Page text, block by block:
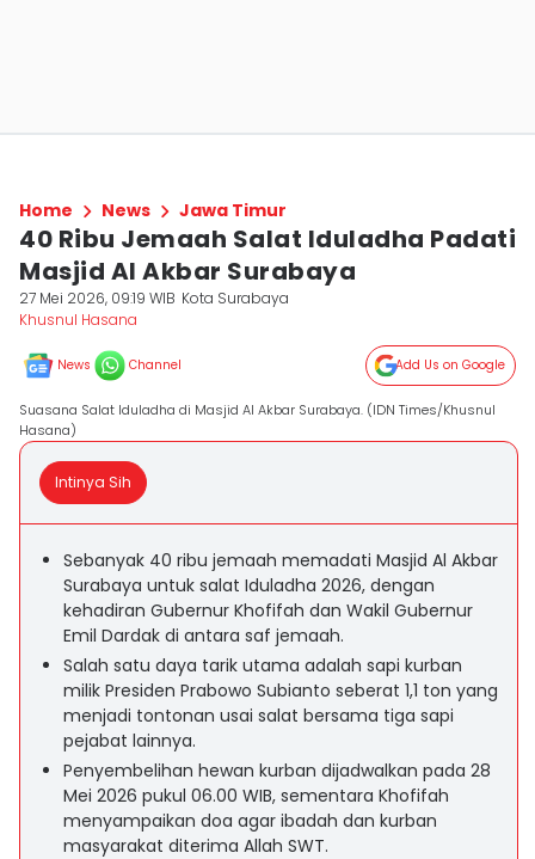
Home News Jawa Timur
40 Ribu Jemaah Salat Iduladha Padati
Masjid Al Akbar Surabaya
27 Mei 2026, 09:19 WIB Kota Surabaya
Khusnul Hasana
News Channel Add Us on Google
Suasana Salat Iduladha di Masjid Al Akbar Surabaya. (IDN Times/Khusnul
Hasana)
Intinya Sih
Sebanyak 40 ribu jemaah memadati Masjid Al Akbar
Surabaya untuk salat Iduladha 2026, dengan
kehadiran Gubernur Khofifah dan Wakil Gubernur
Emil Dardak di antara saf jemaah.
Salah satu daya tarik utama adalah sapi kurban
milik Presiden Prabowo Subianto seberat 1,1 ton yang
menjadi tontonan usai salat bersama tiga sapi
pejabat lainnya.
Penyembelihan hewan kurban dijadwalkan pada 28
Mei 2026 pukul 06.00 WIB, sementara Khofifah
menyampaikan doa agar ibadah dan kurban
masyarakat diterima Allah SWT.